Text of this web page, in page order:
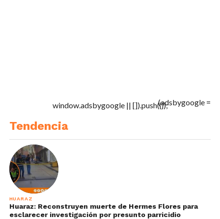
(adsbygoogle =
window.adsbygoogle || []).push({});
Tendencia
HUARAZ
Huaraz: Reconstruyen muerte de Hermes Flores para
esclarecer investigación por presunto parricidio